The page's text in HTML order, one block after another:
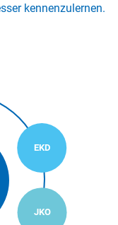
kennenzulernen.
EKD
JKO